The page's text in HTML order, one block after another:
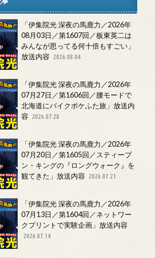
「伊集院光 深夜の馬鹿力／2026年
08月03日／第1607回／板東英二は
みんなが思ってる何十倍もすごい」
放送内容
2026.08.04
「伊集院光 深夜の馬鹿力／2026年
07月27日／第1606回／腰モードで
北海道にバイクポケふた旅」放送内
容
2026.07.28
「伊集院光 深夜の馬鹿力／2026年
07月20日／第1605回／スティーブ
ン・キングの『ロングウォーク』を
観てきた」放送内容
2026.07.21
「伊集院光 深夜の馬鹿力／2026年
07月13日／第1604回／ネットワー
クプリントで実験企画」放送内容
2026.07.14